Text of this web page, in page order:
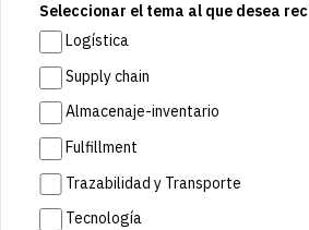
Seleccionar el tema al que desea
Logística
Supply chain
Almacenaje-inventario
Fulfillment
Trazabilidad y Transporte
Tecnología